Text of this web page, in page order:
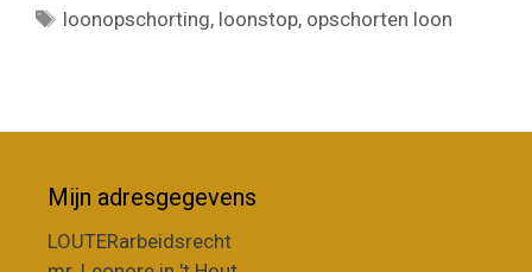
Tags
loonopschorting, loonstop, opschorten loon
Mijn adresgegevens
LOUTERarbeidsrecht